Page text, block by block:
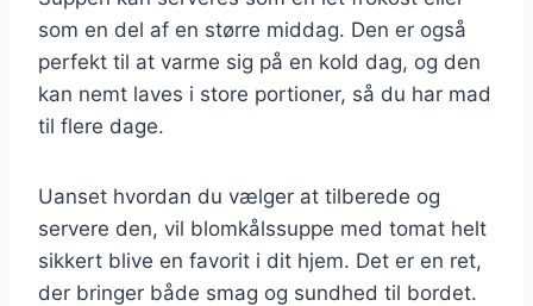
som en del af en større middag. Den er også
perfekt til at varme sig på en kold dag, og den
kan nemt laves i store portioner, så du har mad
til flere dage.
Uanset hvordan du vælger at tilberede og
servere den, vil blomkålssuppe med tomat helt
sikkert blive en favorit i dit hjem. Det er en ret,
der bringer både smag og sundhed til bordet.